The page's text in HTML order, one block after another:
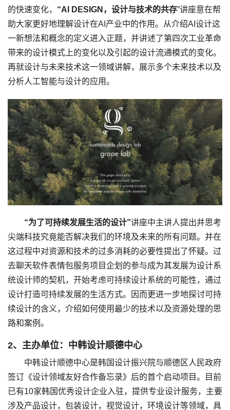
的快速变化， “AI DESIGN，设计与技术的共存”讲座意在帮
助大家更好地理解设计在AI产业中的作用。从介绍AI设计这
一新想法和概念的定义进入正题，并讲述了第四次工业革命
带来的设计模式上的变化以及引起的设计流通模式的变化。
再就设计与未来技术这一领域讲解，展示多个未来技术以及
分析人工智能与设计的应用。
“为了可持续发展生活的设计”讲座中主讲人提出并思考
尖端科技究竟能否解决我们的环境及未来的所有问题。并在
这过程中对资源和技术的过多消耗的必要性提出了怀疑。过
去聊天软件表情包服务项目企划的参与成为其发展为设计系
统设计师的契机，开始考虑可持续设计系统的可能性，通过
设计打造可持续发展的生活方式。因而更进一步地探讨可持
续设计的含义，介绍如何使用最少的技术以及资源处理的思
路和案例。
2、主办单位：中韩设计顺德中心
中韩设计顺德中心是韩国设计振兴院与顺德区人民政府
签订《设计领域友好合作备忘录》后的首个启动项目。目前
已有10家韩国优秀设计企业入驻，提供专业设计服务，主要
涉及产品设计，包装设计，视觉设计，环境设计等领域，具